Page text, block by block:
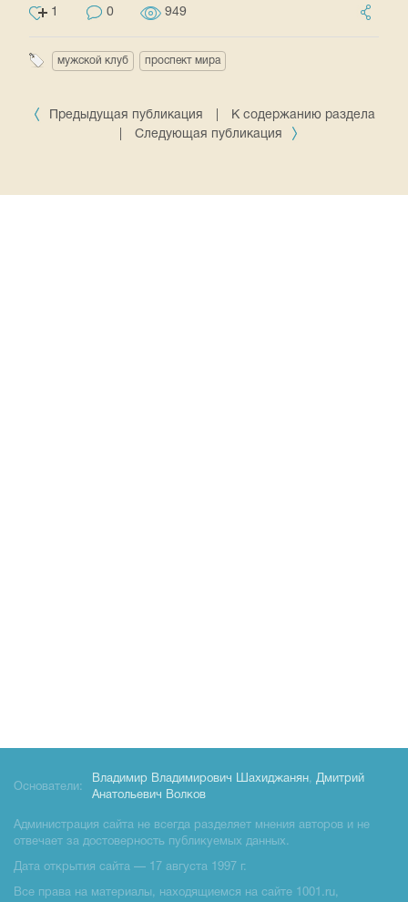
1 0 949
мужской клуб проспект мира
Предыдущая публикация
К содержанию раздела
Следующая публикация
Основатели:
Владимир Владимирович Шахиджанян, Дмитрий
Анатольевич Волков
Администрация сайта не всегда разделяет мнения авторов и не
отвечает за достоверность публикуемых данных.
Дата открытия сайта — 17 августа 1997 г.
Все права на материалы, находящиемся на сайте 1001.ru,